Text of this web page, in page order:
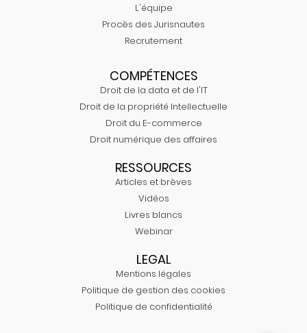
L'équipe
Procès des Jurisnautes
Recrutement
COMPÉTENCES
Droit de la data et de l'IT
Droit de la propriété Intellectuelle
Droit du E-commerce
Droit numérique des affaires
RESSOURCES
Articles et brèves
Vidéos
Livres blancs
Webinar
LEGAL
Mentions légales
Politique de gestion des cookies
Politique de confidentialité